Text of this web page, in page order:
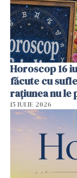
Horoscop 16
făcute cu
rațiunea nu le
15 IULIE 2026